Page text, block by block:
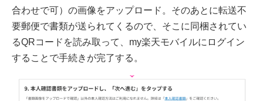
合わせで可）の画像をアップロード。そのあとに転送不
要郵便で書類が送られてくるので、そこに同梱されてい
るQRコードを読み取って、my楽天モバイルにログイン
することで手続きが完了する。